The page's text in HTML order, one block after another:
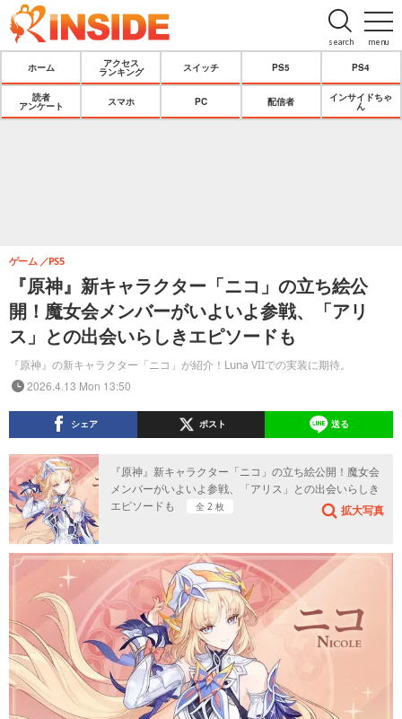
menu
search
ホーム
アクセス
ランキング
スイッチ PS5 PS4
読者
アンケート
スマホ PC 配信者
インサイドちゃ
ん
『原神』新キャラクター「ニコ」の立ち絵公
開！魔女会メンバーがいよいよ参戦、「アリ
ス」との出会いらしきエピソードも
『原神』の新キャラクター「ニコ」が紹介！Luna VIIでの実装に期待。
ゲーム PS5
2026.4.13 Mon 13:50
シェア ポスト 送る
『原神』新キャラクター「ニコ」の立ち絵公開！魔女会
メンバーがいよいよ参戦、「アリス」との出会いらしき
エピソードも
全 2 枚 拡大写真